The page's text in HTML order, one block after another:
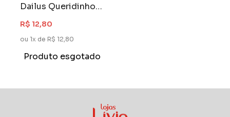
Dailus Queridinhos
8 ml Rosa Açai
R$ 12,80
ou 1x de R$ 12,80
Produto esgotado